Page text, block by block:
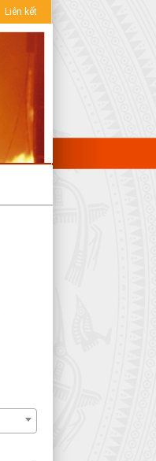
Liên kết